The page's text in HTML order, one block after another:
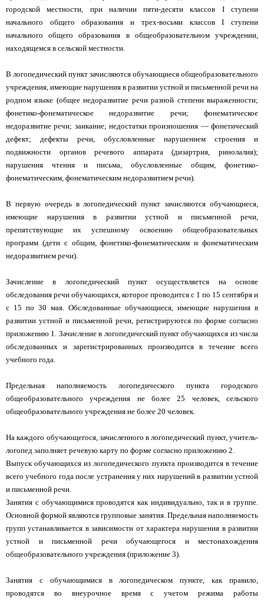
городской местности, при наличии пяти-десяти классов I ступени
начального общего образования и трех-восьми классов I ступени
начального общего образования в общеобразовательном учреждении,
находящемся в сельской местности.
В логопедический пункт зачисляются обучающиеся общеобразовательного
учреждения, имеющие нарушения в развитии устной и письменной речи на
родном языке (общее недоразвитие речи разной степени выраженности;
фонетико-фонематическое недоразвитие речи; фонематическое
недоразвитие речи; заикание; недостатки произношения — фонетический
дефект; дефекты речи, обусловленные нарушением строения и
подвижности органов речевого аппарата (дизартрия, ринолалия);
нарушения чтения и письма, обусловленные общим, фонетико-
фонематическим, фонематическим недоразвитием речи).
В первую очередь в логопедический пункт зачисляются обучающиеся,
имеющие нарушения в развитии устной и письменной речи,
препятствующие их успешному освоению общеобразовательных
программ (дети с общим, фонетико-фонематическим и фонематическим
недоразвитием речи).
Зачисление в логопедический пункт осуществляется на основе
обследования речи обучающихся, которое проводится с 1 по 15 сентября и
с 15 по 30 мая. Обследованные обучающиеся, имеющие нарушения в
развитии устной и письменной речи, регистрируются по форме согласно
приложению 1. Зачисление в логопедический пункт обучающихся из числа
обследованных и зарегистрированных производится в течение всего
учебного года.
Предельная наполняемость логопедического пункта городского
общеобразовательного учреждения не более 25 человек, сельского
общеобразовательного учреждения не более 20 человек.
На каждого обучающегося, зачисленного в логопедический пункт, учитель-
логопед заполняет речевую карту по форме согласно приложению 2.
Выпуск обучающихся из логопедического пункта производится в течение
всего учебного года после устранения у них нарушений в развитии устной
и письменной речи.
Занятия с обучающимися проводятся как индивидуально, так и в группе.
Основной формой являются групповые занятия. Предельная наполняемость
групп устанавливается в зависимости от характера нарушения в развитии
устной и письменной речи обучающегося и местонахождения
общеобразовательного учреждения (приложение 3).
Занятия с обучающимися в логопедическом пункте, как правило,
проводятся во внеурочное время с учетом режима работы